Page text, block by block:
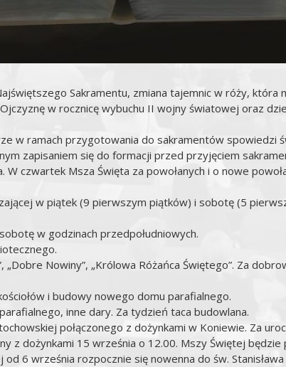
Sakramentu, zmiana tajemnic w róży, która
w rocznicę wybuchu II wojny światowej oraz
w ramach przygotowania do sakramentów spowiedzi
zapisaniem się do formacji przed przyjęciem
czwartek Msza Święta za powołanych i o nowe
w piątek (9 pierwszym piątków) i sobotę (5
w godzinach przedpołudniowych.
„Dobre Nowiny”, „Królowa Różańca Świętego”. Za
i budowy nowego domu parafialnego.
inne dary. Za tydzień taca budowlana.
połączonego z dożynkami w Koniewie. Za
z dożynkami 15 września o 12.00. Mszy Świętej będzie
od 6 września rozpocznie się nowenna do św.